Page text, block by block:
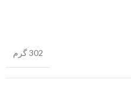
302 گرم